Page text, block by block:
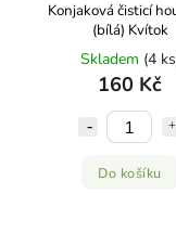
Konjaková čisticí
(bílá) Kvítok
Skladem (4
160 Kč
Do košíku